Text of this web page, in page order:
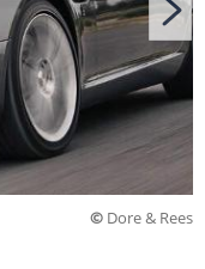
© Dore & Rees